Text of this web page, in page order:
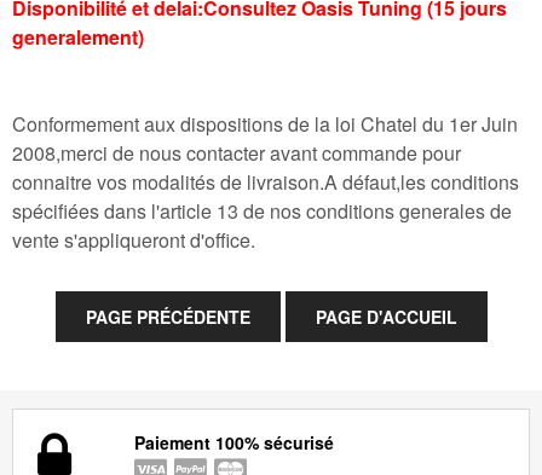
Disponibilité et delai:Consultez Oasis Tuning (15 jours
generalement)
Conformement aux dispositions de la loi Chatel du 1er Juin
2008,merci de nous contacter avant commande pour
connaitre vos modalités de livraison.A défaut,les conditions
spécifiées dans l'article 13 de nos conditions generales de
vente s'appliqueront d'office.
Paiement 100% sécurisé